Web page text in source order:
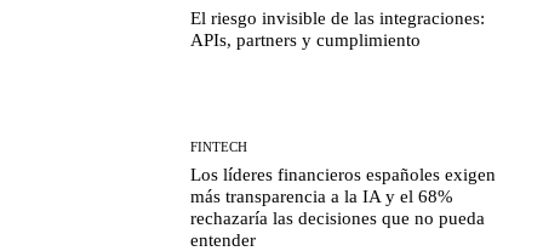
El riesgo invisible de las integraciones:
APIs, partners y cumplimiento
FINTECH
Los líderes financieros españoles exigen
más transparencia a la IA y el 68%
rechazaría las decisiones que no pueda
entender